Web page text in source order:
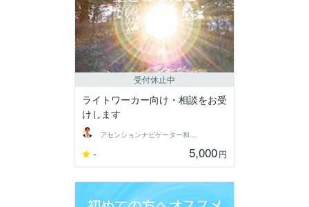
受付休止中
ライトワーカー向け・相談をお受
けします
アセンションナビゲーター和（Kazu）
- 5,000円